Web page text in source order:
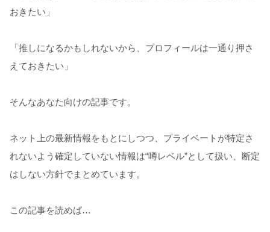
おきたい」
「推しになるかもしれないから、プロフィールは一通り押さ
えておきたい」
そんなあなた向けの記事です。
ネット上の最新情報をもとにしつつ、プライベートが特定さ
れないよう確定していない情報は“噂レベル”として扱い、断定
はしない方針でまとめています。
この記事を読めば…